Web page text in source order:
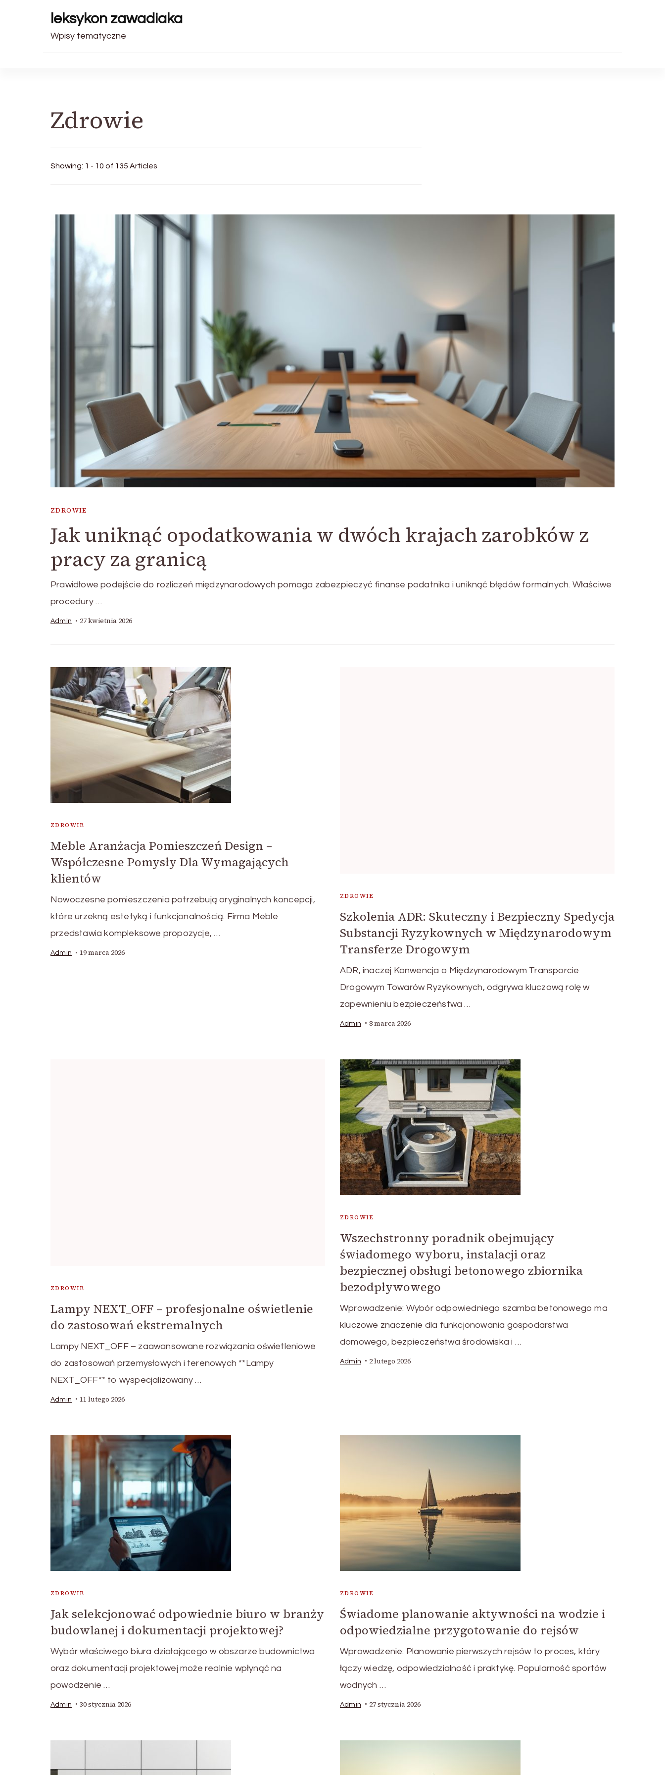
leksykon zawadiaka
Wpisy tematyczne
Zdrowie
Showing: 1 - 10 of 135 Articles
ZDROWIE
Jak uniknąć opodatkowania w dwóch krajach zarobków z
pracy za granicą
Prawidłowe podejście do rozliczeń międzynarodowych pomaga zabezpieczyć finanse podatnika i uniknąć błędów formalnych. Właściwe
procedury …
Admin 27 kwietnia 2026
ZDROWIE
Meble Aranżacja Pomieszczeń Design –
Współczesne Pomysły Dla Wymagających
klientów
Nowoczesne pomieszczenia potrzebują oryginalnych koncepcji,
które urzekną estetyką i funkcjonalnością. Firma Meble
przedstawia kompleksowe propozycje, …
Admin 19 marca 2026
ZDROWIE
Szkolenia ADR: Skuteczny i Bezpieczny Spedycja
Substancji Ryzykownych w Międzynarodowym
Transferze Drogowym
ADR, inaczej Konwencja o Międzynarodowym Transporcie
Drogowym Towarów Ryzykownych, odgrywa kluczową rolę w
zapewnieniu bezpieczeństwa …
Admin 8 marca 2026
ZDROWIE
Lampy NEXT_OFF – profesjonalne oświetlenie
do zastosowań ekstremalnych
Lampy NEXT_OFF – zaawansowane rozwiązania oświetleniowe
do zastosowań przemysłowych i terenowych **Lampy
NEXT_OFF** to wyspecjalizowany …
Admin 11 lutego 2026
ZDROWIE
Wszechstronny poradnik obejmujący
świadomego wyboru, instalacji oraz
bezpiecznej obsługi betonowego zbiornika
bezodpływowego
Wprowadzenie: Wybór odpowiedniego szamba betonowego ma
kluczowe znaczenie dla funkcjonowania gospodarstwa
domowego, bezpieczeństwa środowiska i …
Admin 2 lutego 2026
ZDROWIE
Jak selekcjonować odpowiednie biuro w branży
budowlanej i dokumentacji projektowej?
Wybór właściwego biura działającego w obszarze budownictwa
oraz dokumentacji projektowej może realnie wpłynąć na
powodzenie …
Admin 30 stycznia 2026
ZDROWIE
Świadome planowanie aktywności na wodzie i
odpowiedzialne przygotowanie do rejsów
Wprowadzenie: Planowanie pierwszych rejsów to proces, który
łączy wiedzę, odpowiedzialność i praktykę. Popularność sportów
wodnych …
Admin 27 stycznia 2026